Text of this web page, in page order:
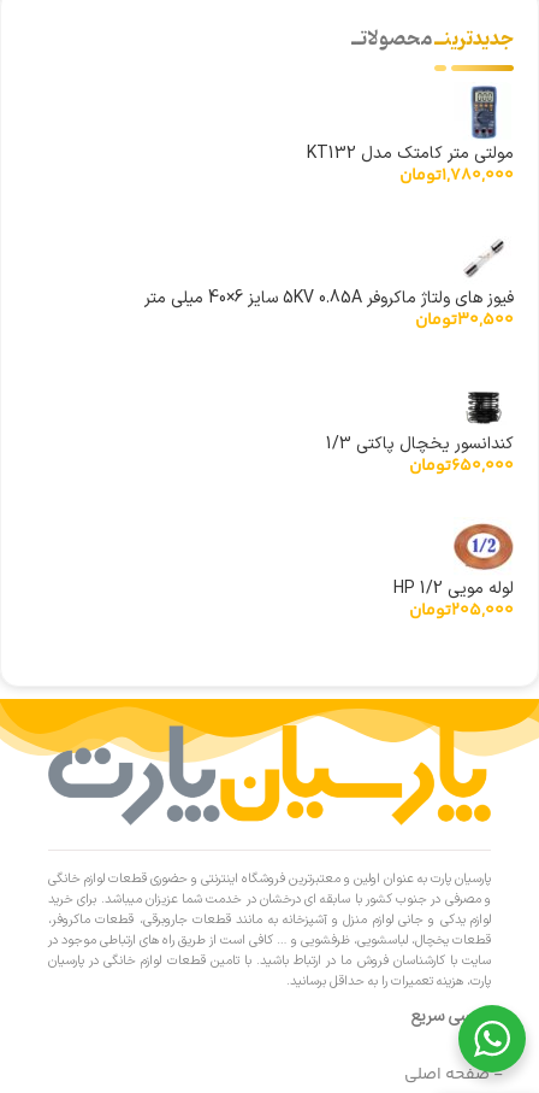
جدیدترینــمحصولاتــ
مولتی متر کامتک مدل KT132
1,780,000تومان
فیوز های ولتاژ ماکروفر 5KV 0.85A سایز 6×40 میلی متر
30,500تومان
کندانسور یخچال پاکتی 1/3
650,000تومان
لوله مویی 1/2 HP
205,000تومان
پارسیان پارت به عنوان اولین و معتبرترین فروشگاه اینترنتی و حضوری قطعات لوازم خانگی
و مصرفی در جنوب کشور با سابقه ای درخشان در خدمت شما عزیزان میباشد. برای خرید
لوازم یدکی و جانی لوازم منزل و آشپزخانه به مانند قطعات جاروبرقی، قطعات ماکروفر،
قطعات یخچال، لباسشویی، ظرفشویی و … کافی است از طریق راه های ارتباطی موجود در
سایت با کارشناسان فروش ما در ارتباط باشید. با تامین قطعات لوازم خانگی در پارسیان
پارت، هزینه تعمیرات را به حداقل برسانید.
دسترسی سریع
- صفحه اصلی